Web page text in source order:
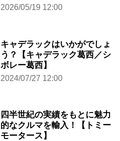
2026/05/19 12:00
キャデラックはいかがでしょ
う？【キャデラック葛西／シ
ボレー葛西】
2024/07/27 12:00
四半世紀の実績をもとに魅力
的なクルマを輸入！【トミー
モータース】